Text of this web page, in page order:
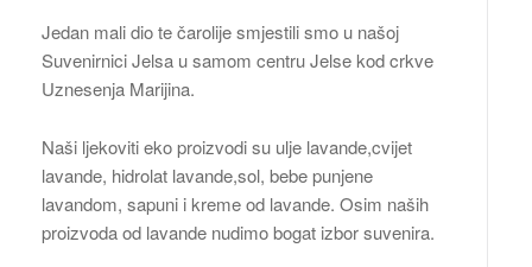
Jedan mali dio te čarolije smjestili smo u našoj
Suvenirnici Jelsa u samom centru Jelse kod crkve
Uznesenja Marijina.
Naši ljekoviti eko proizvodi su ulje lavande,cvijet
lavande, hidrolat lavande,sol, bebe punjene
lavandom, sapuni i kreme od lavande. Osim naših
proizvoda od lavande nudimo bogat izbor suvenira.